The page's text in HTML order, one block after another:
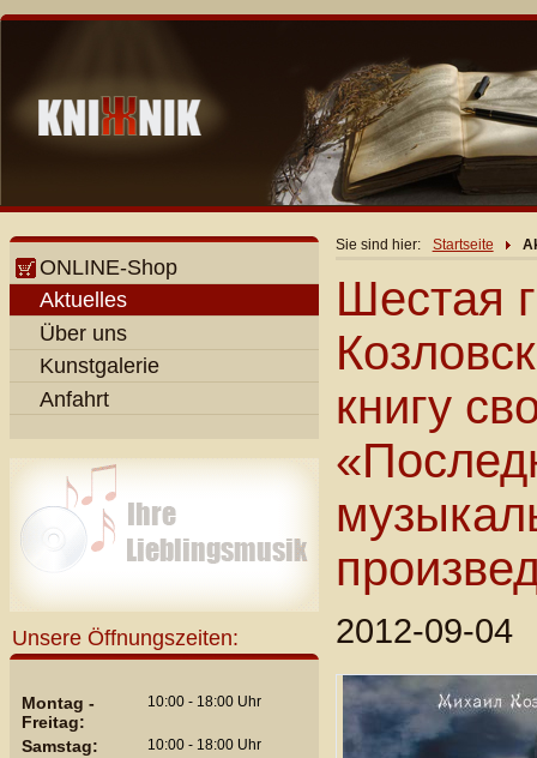
ONLINE-Shop
Aktuelles
Über uns
Kunstgalerie
Anfahrt
Unsere Öffnungszeiten:
Montag -
Freitag:
10:00 - 18:00 Uhr
Samstag: 10:00 - 18:00 Uhr
Sie sind hier: Startseite
Шестая
книгу
2012-09-04